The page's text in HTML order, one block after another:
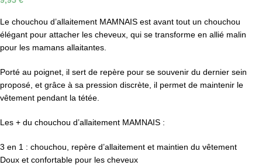
Le chouchou d’allaitement MAMNAIS est avant tout un chouchou
élégant pour attacher les cheveux, qui se transforme en allié malin
pour les mamans allaitantes.
Porté au poignet, il sert de repère pour se souvenir du dernier sein
proposé, et grâce à sa pression discrète, il permet de maintenir le
vêtement pendant la tétée.
Les + du chouchou d’allaitement MAMNAIS :
3 en 1 : chouchou, repère d’allaitement et maintien du vêtement
Doux et confortable pour les cheveux